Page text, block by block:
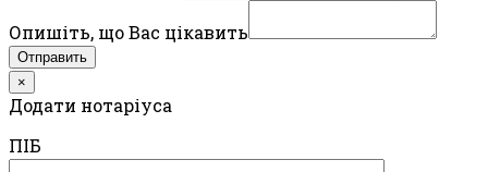
Опишіть, що Вас цікавить
Отправить
×
Додати нотаріуса
ПIБ